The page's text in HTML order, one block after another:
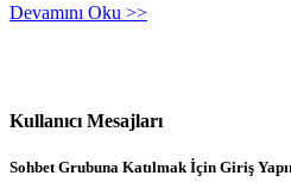
Devamını Oku >>
Kullanıcı Mesajları
Sohbet Grubuna Katılmak İçin Giriş